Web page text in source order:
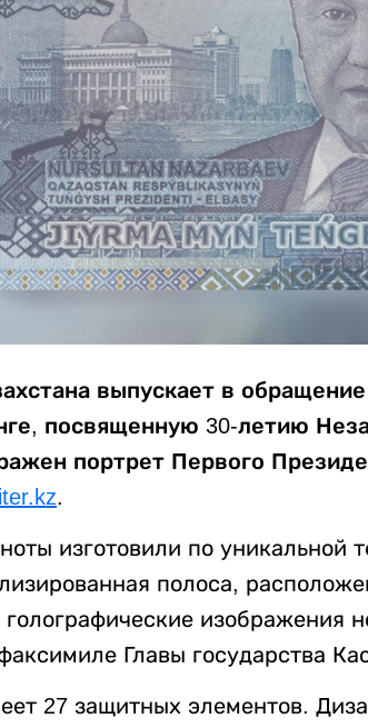
выпускает в
посвященную 30-летию
портрет Первого
.
изготовили по уникальной
полоса,
изображения
Главы государства
27 защитных элементов.